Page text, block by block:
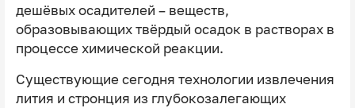
дешёвых осадителей – веществ,
образовывающих твёрдый осадок в растворах в
процессе химической реакции.
Существующие сегодня технологии извлечения
лития и стронция из глубокозалегающих